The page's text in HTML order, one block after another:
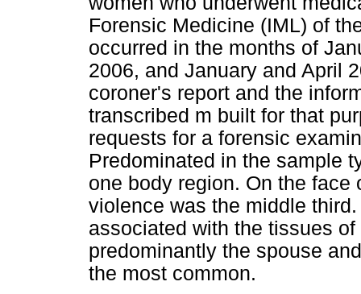
Forensic Medicine (IML) of
occurred in the months of
2006, and January and April
coroner's report and the
transcribed m built for that
requests for a forensic
Predominated in the sample
one body region. On the
violence was the middle
associated with the tissues
predominantly the spouse
the most common.